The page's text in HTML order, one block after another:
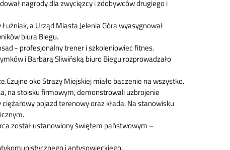
nagrody dla zwycięzcy i zdobywców drugiego i
a Urząd Miasta Jelenia Góra wyasygnował
biura Biegu.
- profesjonalny trener i szkoleniowiec fitnes.
i Barbarą Sliwińską biuro Biegu rozprowadzało
oko Straży Miejskiej miało baczenie na wszystko.
na stoisku firmowym, demonstrowali uzbrojenie
pojazd terenowy oraz kłada. Na stanowisku
został ustanowiony świętem państwowym –